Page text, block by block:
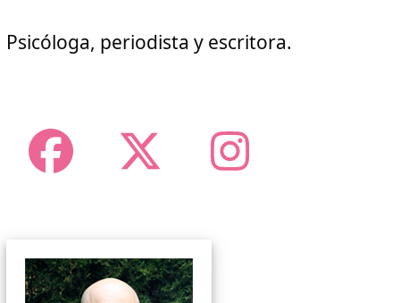
Psicóloga, periodista y escritora.
Facebook
Twitter